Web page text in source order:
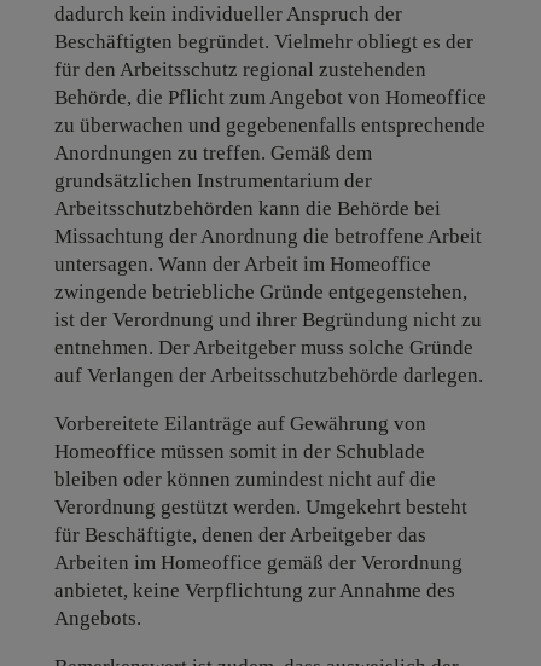
dadurch kein individueller Anspruch der
Beschäftigten begründet. Vielmehr obliegt es der
für den Arbeitsschutz regional zustehenden
Behörde, die Pflicht zum Angebot von Homeoffice
zu überwachen und gegebenenfalls entsprechende
Anordnungen zu treffen. Gemäß dem
grundsätzlichen Instrumentarium der
Arbeitsschutzbehörden kann die Behörde bei
Missachtung der Anordnung die betroffene Arbeit
untersagen. Wann der Arbeit im Homeoffice
zwingende betriebliche Gründe entgegenstehen,
ist der Verordnung und ihrer Begründung nicht zu
entnehmen. Der Arbeitgeber muss solche Gründe
auf Verlangen der Arbeitsschutzbehörde darlegen.
Vorbereitete Eilanträge auf Gewährung von
Homeoffice müssen somit in der Schublade
bleiben oder können zumindest nicht auf die
Verordnung gestützt werden. Umgekehrt besteht
für Beschäftigte, denen der Arbeitgeber das
Arbeiten im Homeoffice gemäß der Verordnung
anbietet, keine Verpflichtung zur Annahme des
Angebots.